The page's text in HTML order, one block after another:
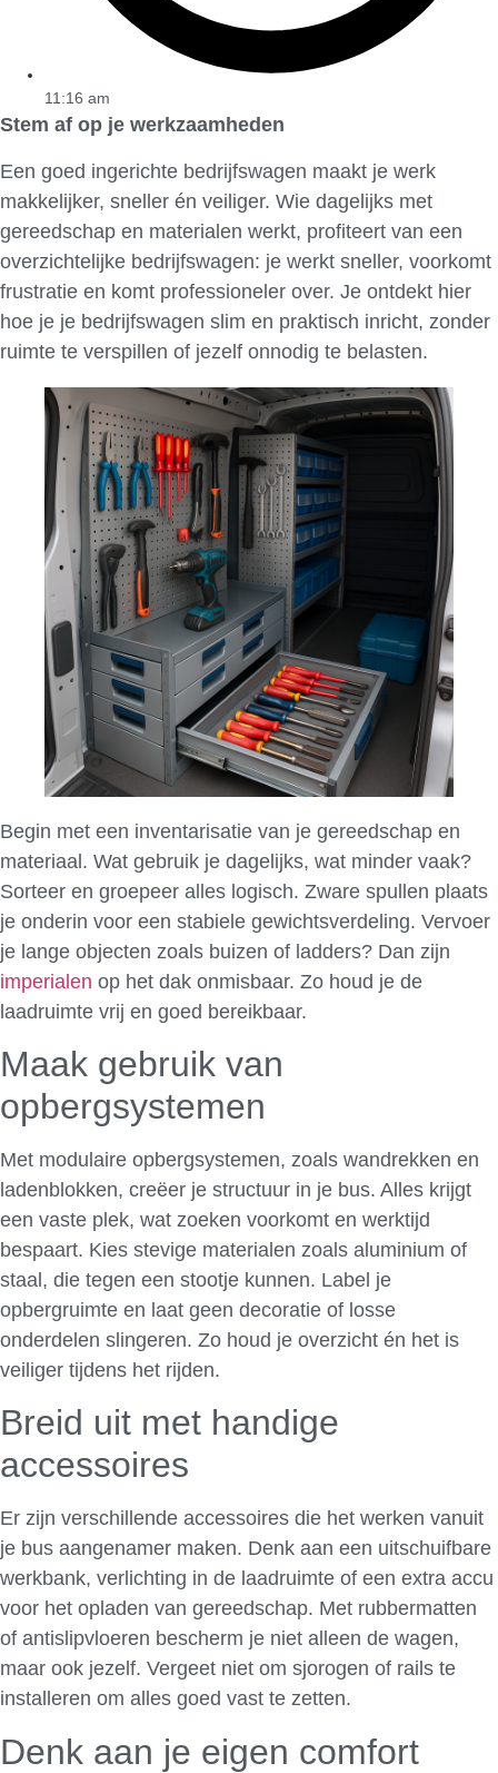
11:16 am
Stem af op je werkzaamheden
Een goed ingerichte bedrijfswagen maakt je werk
makkelijker, sneller én veiliger. Wie dagelijks met
gereedschap en materialen werkt, profiteert van een
overzichtelijke bedrijfswagen: je werkt sneller, voorkomt
frustratie en komt professioneler over. Je ontdekt hier
hoe je je bedrijfswagen slim en praktisch inricht, zonder
ruimte te verspillen of jezelf onnodig te belasten.
Begin met een inventarisatie van je gereedschap en
materiaal. Wat gebruik je dagelijks, wat minder vaak?
Sorteer en groepeer alles logisch. Zware spullen plaats
je onderin voor een stabiele gewichtsverdeling. Vervoer
je lange objecten zoals buizen of ladders? Dan zijn
imperialen op het dak onmisbaar. Zo houd je de
laadruimte vrij en goed bereikbaar.
Maak gebruik van
opbergsystemen
Met modulaire opbergsystemen, zoals wandrekken en
ladenblokken, creëer je structuur in je bus. Alles krijgt
een vaste plek, wat zoeken voorkomt en werktijd
bespaart. Kies stevige materialen zoals aluminium of
staal, die tegen een stootje kunnen. Label je
opbergruimte en laat geen decoratie of losse
onderdelen slingeren. Zo houd je overzicht én het is
veiliger tijdens het rijden.
Breid uit met handige
accessoires
Er zijn verschillende accessoires die het werken vanuit
je bus aangenamer maken. Denk aan een uitschuifbare
werkbank, verlichting in de laadruimte of een extra accu
voor het opladen van gereedschap. Met rubbermatten
of antislipvloeren bescherm je niet alleen de wagen,
maar ook jezelf. Vergeet niet om sjorogen of rails te
installeren om alles goed vast te zetten.
Denk aan je eigen comfort